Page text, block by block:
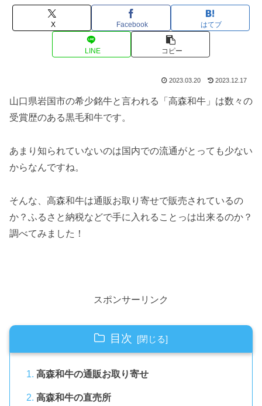
X Facebook はてブ
LINE コピー
2023.03.20 2023.12.17
山口県岩国市の希少銘牛と言われる「高森和牛」は数々の
受賞歴のある黒毛和牛です。
あまり知られていないのは国内での流通がとっても少ない
からなんですね。
そんな、高森和牛は通販お取り寄せで販売されているの
か？ふるさと納税などで手に入れることっは出来るのか？
調べてみました！
スポンサーリンク
目次
高森和牛の通販お取り寄せ
高森和牛の直売所